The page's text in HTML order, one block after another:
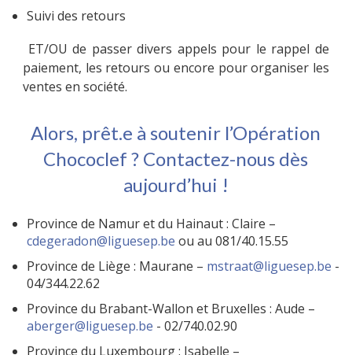
Suivi des retours
ET/OU de passer divers appels pour le rappel de
paiement, les retours ou encore pour organiser les
ventes en société.
Alors, prêt.e à soutenir l’Opération
Chococlef ? Contactez-nous dès
aujourd’hui !
Province de Namur et du Hainaut : Claire –
cdegeradon@liguesep.be ou au 081/40.15.55
Province de Liège : Maurane – mstraat@liguesep.be -
04/344.22.62
Province du Brabant-Wallon et Bruxelles : Aude –
aberger@liguesep.be - 02/740.02.90
Province du Luxembourg : Isabelle –